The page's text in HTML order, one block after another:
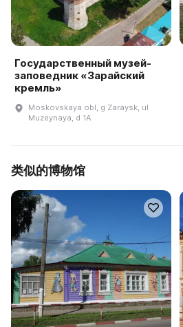
Государственный музей-
заповедник «Зарайский
кремль»
Moskovskaya obl, g Zaraysk, ul
Muzeynaya, d 1A
类似的博物馆